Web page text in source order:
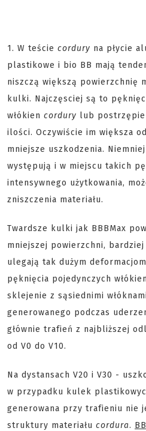
1. W teście cordury na płycie
plastikowe i bio BB mają
niszczą większą powierzchnię
kulki. Najczęsciej są to
włókien cordury lub
ilości. Oczywiście im większa
mniejsze uszkodzenia.
występują i w miejscu takich
intensywnego użytkowania,
zniszczenia materiału.
Twardsze kulki jak BBBMax
mniejszej powierzchni,
ulegają tak dużym
pęknięcia pojedynczych
sklejenie z sąsiednimi
generowanego podczas
głównie trafień z najbliższej
od V0 do V10.
Na dystansach V20 i V30 -
w przypadku kulek
generowana przy trafieniu nie
struktury materiału cordura.